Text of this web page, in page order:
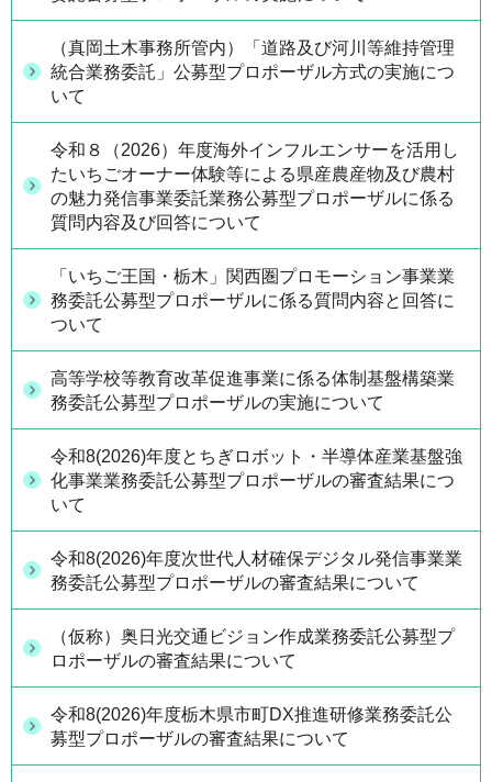
（真岡土木事務所管内）「道路及び河川等維持管理
統合業務委託」公募型プロポーザル方式の実施につ
いて
令和８（2026）年度海外インフルエンサーを活用し
たいちごオーナー体験等による県産農産物及び農村
の魅力発信事業委託業務公募型プロポーザルに係る
質問内容及び回答について
「いちご王国・栃木」関西圏プロモーション事業業
務委託公募型プロポーザルに係る質問内容と回答に
ついて
高等学校等教育改革促進事業に係る体制基盤構築業
務委託公募型プロポーザルの実施について
令和8(2026)年度とちぎロボット・半導体産業基盤強
化事業業務委託公募型プロポーザルの審査結果につ
いて
令和8(2026)年度次世代人材確保デジタル発信事業業
務委託公募型プロポーザルの審査結果について
（仮称）奥日光交通ビジョン作成業務委託公募型プ
ロポーザルの審査結果について
令和8(2026)年度栃木県市町DX推進研修業務委託公
募型プロポーザルの審査結果について